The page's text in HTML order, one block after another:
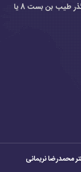
ادرس دفتر : اصفهان خیابان طیب کنارگذر طیب بن بست 8 یا
محمدرضا نریمانی